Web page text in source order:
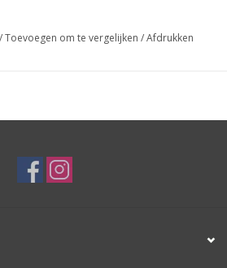
/Toevoegen om te vergelijken /Afdrukken